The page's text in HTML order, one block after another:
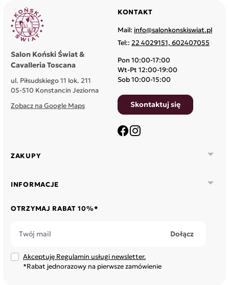
Salon Koński Świat &
Cavalleria Toscana
ul. Piłsudskiego 11 lok. 211
05-510 Konstancin Jeziorna
Zobacz na Google Maps
ZAKUPY 
INFORMACJE 
OTRZYMAJ RABAT 10%*
Akceptuję Regulamin usługi newsletter.
*Rabat jednorazowy na pierwsze zamówienie
KONTAKT
Mail: info@salonkonskiswiat.pl
Tel:: 22 4029151, 602407055
Pon 10:00-17:00
Wt-Pt 12:00-19:00
Sob 10:00-15:00
Skontaktuj się